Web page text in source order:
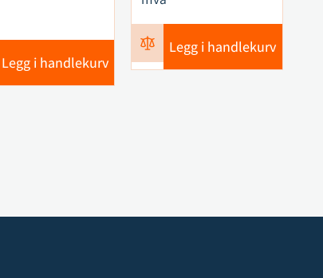
Legg i handlekurv
Legg i handlekurv